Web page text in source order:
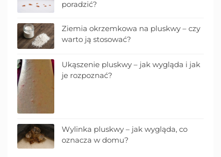
poradzić?
Ziemia okrzemkowa na pluskwy – czy
warto ją stosować?
Ukąszenie pluskwy – jak wygląda i jak
je rozpoznać?
Wylinka pluskwy – jak wygląda, co
oznacza w domu?